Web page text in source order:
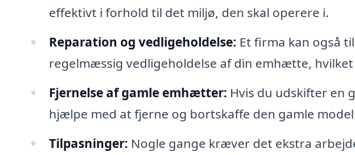
effektivt i forhold til det miljø, den skal operere i.
Reparation og vedligeholdelse: Et firma kan også
regelmæssig vedligeholdelse af din emhætte,
Fjernelse af gamle emhætter: Hvis du udskifter en
hjælpe med at fjerne og bortskaffe den gamle
Tilpasninger: Nogle gange kræver det ekstra